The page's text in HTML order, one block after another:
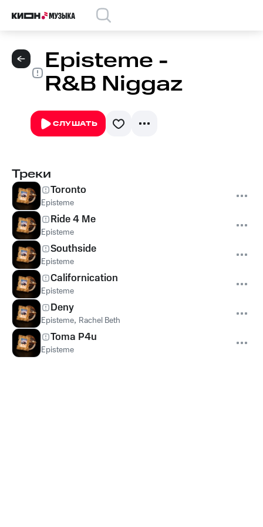
Episteme -
R&B Niggaz
СЛУШАТЬ
Треки
Toronto
Episteme
Ride 4 Me
Episteme
Southside
Episteme
Californication
Episteme
Deny
Episteme, Rachel Beth
Toma P4u
Episteme